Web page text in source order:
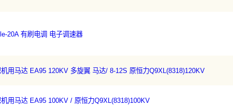
20A 有刷电调 电子调速器
用马达 EA95 120KV 多旋翼 马达/ 8-12S 原恒力Q9XL(8318)120KV
用马达 EA95 100KV / 原恒力Q9XL(8318)100KV